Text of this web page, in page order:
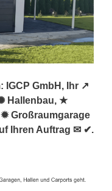
GmbH, Ihr ↗️
Hallenbau, ★
Großraumgarage
Ihren Auftrag ✉ ✔.